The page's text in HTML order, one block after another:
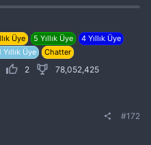
Üye 5 Yıllık Üye
4 Yıllık Üye
Yıllık Üye Chatter
2
78,052,425
#172